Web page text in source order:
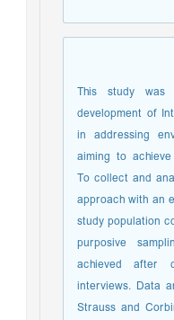
This study
development of
in addressing
aiming to
To collect and
approach with an
study population
purposive
achieved after
interviews. Data
Strauss and